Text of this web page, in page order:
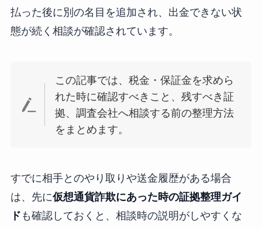
払った後に別の名目を追加され、出金できない状
態が続く相談が確認されています。
この記事では、税金・保証金を求めら
れた時に確認すべきこと、残すべき証
拠、調査会社へ相談する前の整理方法
をまとめます。
すでに相手とのやり取りや送金履歴がある場合
は、先に仮想通貨詐欺にあった時の証拠整理ガイ
ド も確認しておくと、相談時の説明がしやすくな